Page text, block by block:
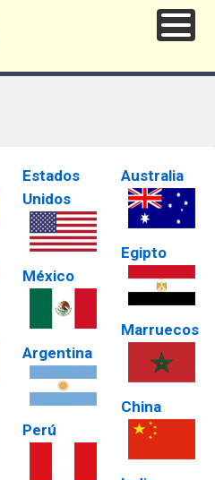
Estados
Unidos
México
Argentina
Perú
Australia
Egipto
Marruecos
China